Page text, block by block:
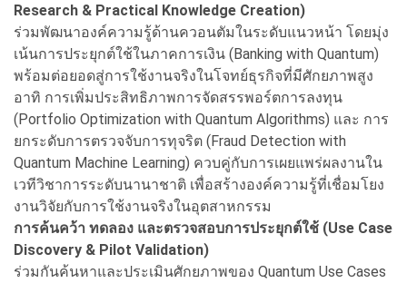
Research & Practical Knowledge Creation)
ร่วมพัฒนาองค์ความรู้ด้านควอนตัมในระดับแนวหน้า โดยมุ่ง
เน้นการประยุกต์ใช้ในภาคการเงิน (Banking with Quantum)
พร้อมต่อยอดสู่การใช้งานจริงในโจทย์ธุรกิจที่มีศักยภาพสูง
อาทิ การเพิ่มประสิทธิภาพการจัดสรรพอร์ตการลงทุน
(Portfolio Optimization with Quantum Algorithms) และ การ
ยกระดับการตรวจจับการทุจริต (Fraud Detection with
Quantum Machine Learning) ควบคู่กับการเผยแพร่ผลงานใน
เวทีวิชาการระดับนานาชาติ เพื่อสร้างองค์ความรู้ที่เชื่อมโยง
งานวิจัยกับการใช้งานจริงในอุตสาหกรรม
การค้นคว้า ทดลอง และตรวจสอบการประยุกต์ใช้ (Use Case
Discovery & Pilot Validation)
ร่วมกันค้นหาและประเมินศักยภาพของ Quantum Use Cases